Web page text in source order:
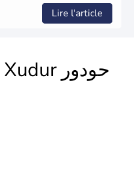
Lire l'article
Xudur حودور